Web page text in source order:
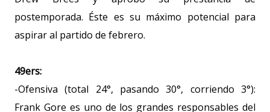
postemporada. Éste es su máximo potencial para
aspirar al partido de febrero.
49ers:
-Ofensiva (total 24°, pasando 30°, corriendo 3°):
Frank Gore es uno de los grandes responsables del